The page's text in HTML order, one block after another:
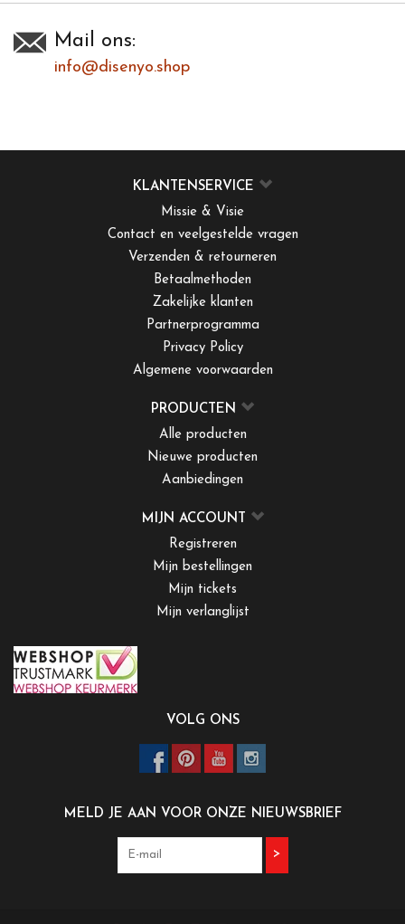
Mail ons:
info@disenyo.shop
KLANTENSERVICE
Missie & Visie
Contact en veelgestelde vragen
Verzenden & retourneren
Betaalmethoden
Zakelijke klanten
Partnerprogramma
Privacy Policy
Algemene voorwaarden
PRODUCTEN
Alle producten
Nieuwe producten
Aanbiedingen
MIJN ACCOUNT
Registreren
Mijn bestellingen
Mijn tickets
Mijn verlanglijst
VOLG ONS
MELD JE AAN VOOR ONZE NIEUWSBRIEF
>